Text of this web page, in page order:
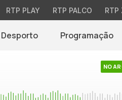
RTP PLAY RTP PALCO RTP
Desporto Programação
NO AR